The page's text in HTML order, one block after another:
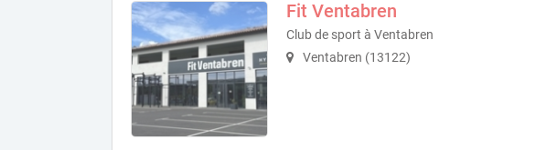
Fit Ventabren
Club de sport à Ventabren
Ventabren (13122)